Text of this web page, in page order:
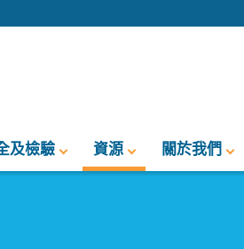
及檢驗 資源 關於我們